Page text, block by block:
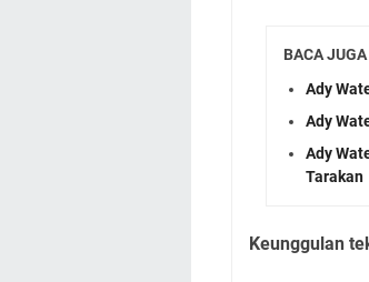
BACA JUGA
Ady
Ady
Ady
Tarakan
Keunggulan